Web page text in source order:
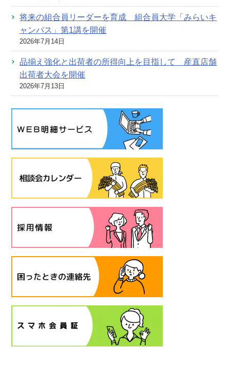
将来の組合員リーダーを育成 組合員大学「みらいキ
ャンパス」第1講を開催
2026年7月14日
品揃え強化と出荷者の所得向上を目指して 産直店舗
出荷者大会を開催
2026年7月13日